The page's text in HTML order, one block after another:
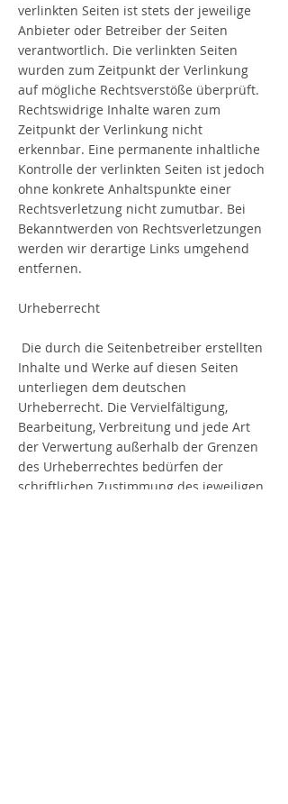
verlinkten Seiten ist stets der jeweilige
Anbieter oder Betreiber der Seiten
verantwortlich. Die verlinkten Seiten
wurden zum Zeitpunkt der Verlinkung
auf mögliche Rechtsverstöße überprüft.
Rechtswidrige Inhalte waren zum
Zeitpunkt der Verlinkung nicht
erkennbar. Eine permanente inhaltliche
Kontrolle der verlinkten Seiten ist jedoch
ohne konkrete Anhaltspunkte einer
Rechtsverletzung nicht zumutbar. Bei
Bekanntwerden von Rechtsverletzungen
werden wir derartige Links umgehend
entfernen.
Urheberrecht
Die durch die Seitenbetreiber erstellten
Inhalte und Werke auf diesen Seiten
unterliegen dem deutschen
Urheberrecht. Die Vervielfältigung,
Bearbeitung, Verbreitung und jede Art
der Verwertung außerhalb der Grenzen
des Urheberrechtes bedürfen der
schriftlichen Zustimmung des jeweiligen